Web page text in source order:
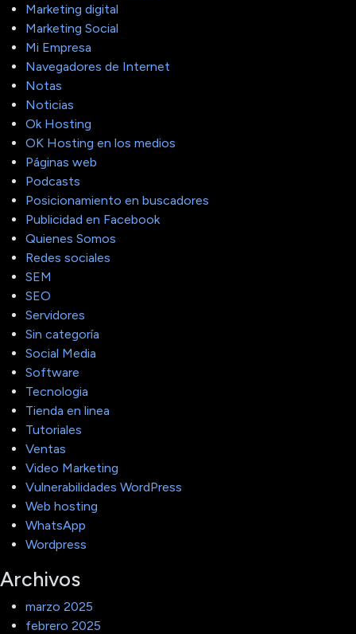
Marketing digital
Marketing Social
Mi Empresa
Navegadores de Internet
Notas
Noticias
Ok Hosting
OK Hosting en los medios
Páginas web
Podcasts
Posicionamiento en buscadores
Publicidad en Facebook
Quienes Somos
Redes sociales
SEM
SEO
Servidores
Sin categoría
Social Media
Software
Tecnologia
Tienda en linea
Tutoriales
Ventas
Video Marketing
Vulnerabilidades WordPress
Web hosting
WhatsApp
Wordpress
Archivos
marzo 2025
febrero 2025